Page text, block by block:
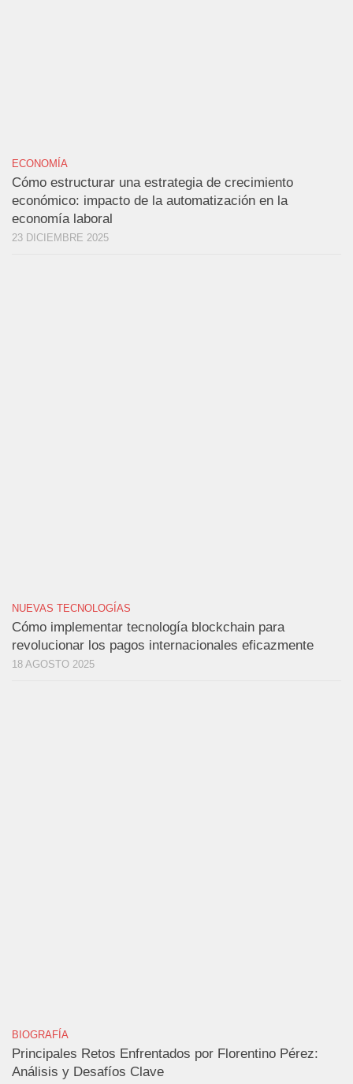
ECONOMÍA
Cómo estructurar una estrategia de crecimiento
económico: impacto de la automatización en la
economía laboral
23 DICIEMBRE 2025
NUEVAS TECNOLOGÍAS
Cómo implementar tecnología blockchain para
revolucionar los pagos internacionales eficazmente
18 AGOSTO 2025
BIOGRAFÍA
Principales Retos Enfrentados por Florentino Pérez:
Análisis y Desafíos Clave